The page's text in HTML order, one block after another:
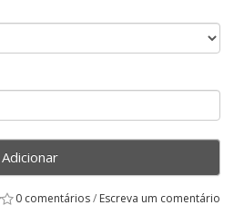
Adicionar
0 comentários/ Escreva um comentário